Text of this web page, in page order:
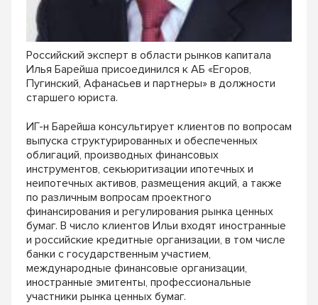
Российский эксперт в области рынков капитала
Илья Барейша присоединился к АБ «Егоров,
Пугинский, Афанасьев и партнеры» в должности
старшего юриста.
ИГ-н Барейша консультирует клиентов по вопросам
выпуска структурированных и обеспеченных
облигаций, производных финансовых
инструментов, секьюритизации ипотечных и
неипотечных активов, размещения акций, а также
по различным вопросам проектного
финансирования и регулирования рынка ценных
бумаг. В число клиентов Ильи входят иностранные
и российские кредитные организации, в том числе
банки с государственным участием,
международные финансовые организации,
иностранные эмитенты, профессиональные
участники рынка ценных бумаг.